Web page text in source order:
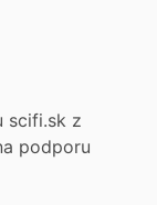
scifi.sk z
podporu